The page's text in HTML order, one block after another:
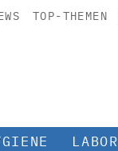
TOP-THEMEN
LABOR